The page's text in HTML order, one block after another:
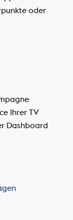
oder
Ihrer TV
Dashboard